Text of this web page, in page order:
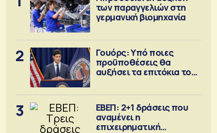
των παραγγελιών στη
γερμανική βιομηχανία
2
Γουόρς: Υπό ποιες
προϋποθέσεις θα
αυξήσει τα επιτόκια τον
3
ΕΒΕΠ: 2+1 δράσεις που
αναμένει η
επιχειρηματική